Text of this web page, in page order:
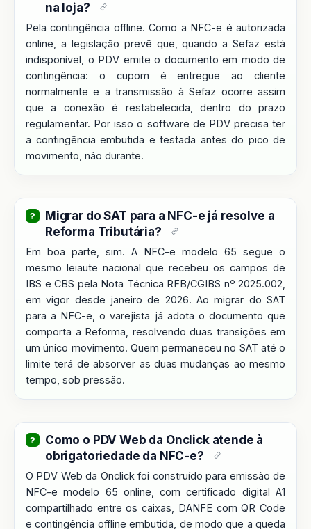
na loja?
Pela contingência offline. Como a NFC-e é autorizada
online, a legislação prevê que, quando a Sefaz está
indisponível, o PDV emite o documento em modo de
contingência: o cupom é entregue ao cliente
normalmente e a transmissão à Sefaz ocorre assim
que a conexão é restabelecida, dentro do prazo
regulamentar. Por isso o software de PDV precisa ter
a contingência embutida e testada antes do pico de
movimento, não durante.
Migrar do SAT para a NFC-e já resolve a
Reforma Tributária?
Em boa parte, sim. A NFC-e modelo 65 segue o
mesmo leiaute nacional que recebeu os campos de
IBS e CBS pela Nota Técnica RFB/CGIBS nº 2025.002,
em vigor desde janeiro de 2026. Ao migrar do SAT
para a NFC-e, o varejista já adota o documento que
comporta a Reforma, resolvendo duas transições em
um único movimento. Quem permaneceu no SAT até o
limite terá de absorver as duas mudanças ao mesmo
tempo, sob pressão.
Como o PDV Web da Onclick atende à
obrigatoriedade da NFC-e?
O PDV Web da Onclick foi construído para emissão de
NFC-e modelo 65 online, com certificado digital A1
compartilhado entre os caixas, DANFE com QR Code
e contingência offline embutida, de modo que a queda